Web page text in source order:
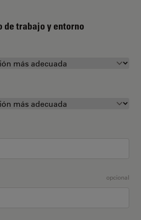
de trabajo y entorno
opcional